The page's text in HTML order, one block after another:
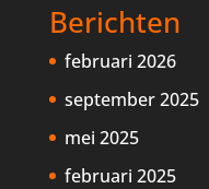
Berichten
februari 2026
september 2025
mei 2025
februari 2025